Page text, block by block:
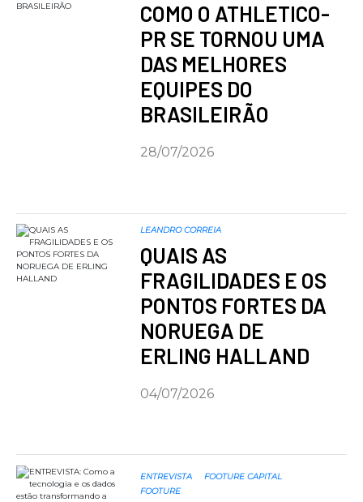
COMO O ATHLETICO-
PR SE TORNOU UMA
DAS MELHORES
EQUIPES DO
BRASILEIRÃO
28/07/2026
LEANDRO CORREIA
QUAIS AS
FRAGILIDADES E OS
PONTOS FORTES DA
NORUEGA DE
ERLING HALLAND
04/07/2026
ENTREVISTA
FOOTURE CAPITAL
FOOTURE